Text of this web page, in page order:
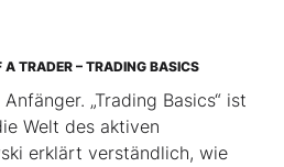
TRADER – TRADING BASICS
„Trading Basics“ ist
Welt des aktiven
erklärt verständlich, wie